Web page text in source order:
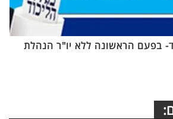
בפעם הראשונה ללא יו"ר הנהלת